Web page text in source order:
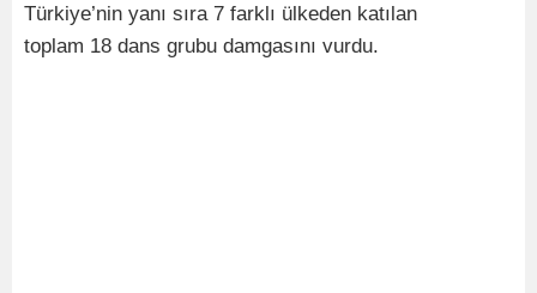
Türkiye’nin yanı sıra 7 farklı ülkeden katılan
toplam 18 dans grubu damgasını vurdu.